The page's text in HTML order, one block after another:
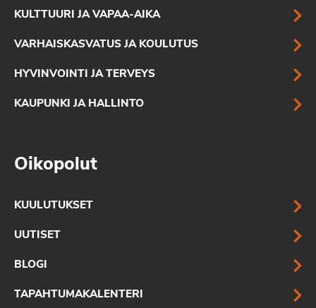
KULTTUURI JA VAPAA-AIKA
VARHAISKASVATUS JA KOULUTUS
HYVINVOINTI JA TERVEYS
KAUPUNKI JA HALLINTO
Oikopolut
KUULUTUKSET
UUTISET
BLOGI
TAPAHTUMAKALENTERI